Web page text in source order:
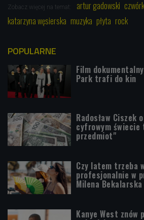
Zobacz więcej na temat: artur gadowski
katarzyna węsierska muzyka płyta rock
POPULARNE
Film
Park trafi do kin
Radosław Ciszek
cyfrowym świecie
przedmiot"
Czy latem trzeba
profesjonalnie w
Milena Bekalarska
Kanye West znów